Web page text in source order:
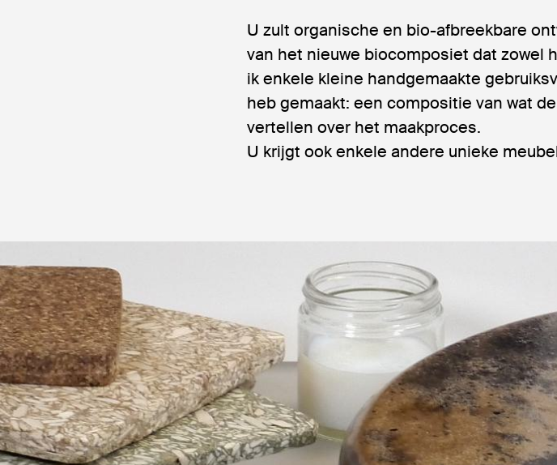
U zult organische en bio-afbreekbare
van het nieuwe biocomposiet dat zowel
ik enkele kleine handgemaakte
heb gemaakt: een compositie van wat
vertellen over het maakproces.
U krijgt ook enkele andere unieke